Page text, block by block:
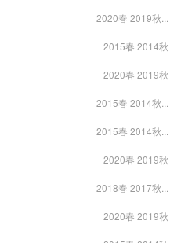
2020春 2019秋...
2015春 2014秋
2020春 2019秋
2015春 2014秋...
2015春 2014秋...
2020春 2019秋
2018春 2017秋...
2020春 2019秋